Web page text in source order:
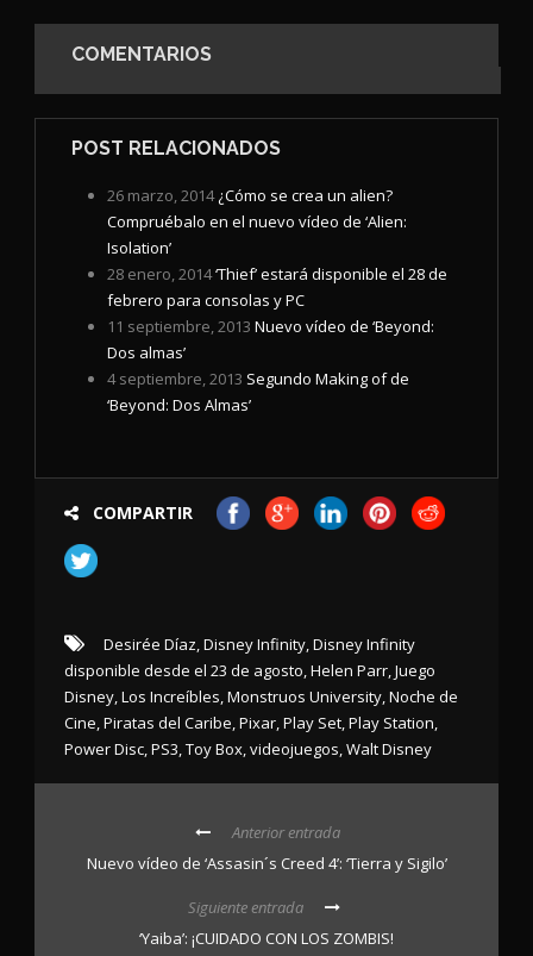
COMENTARIOS
POST RELACIONADOS
26 marzo, 2014 ¿Cómo se crea un alien?
Compruébalo en el nuevo vídeo de ‘Alien:
Isolation’
28 enero, 2014‘Thief’ estará disponible el 28 de
febrero para consolas y PC
11 septiembre, 2013 Nuevo vídeo de ‘Beyond:
Dos almas’
4 septiembre, 2013 Segundo Making of de
‘Beyond: Dos Almas’
COMPARTIR
Desirée Díaz,Disney Infinity,Disney Infinity
disponible desde el 23 de agosto,Helen Parr,Juego
Disney,Los Increíbles,Monstruos University,Noche de
Cine,Piratas del Caribe,Pixar,Play Set,Play Station,
Power Disc,PS3,Toy Box,videojuegos,Walt Disney
Anterior entrada
Nuevo vídeo de ‘Assasin´s Creed 4’: ‘Tierra y Sigilo’
Siguiente entrada
‘Yaiba’: ¡CUIDADO CON LOS ZOMBIS!